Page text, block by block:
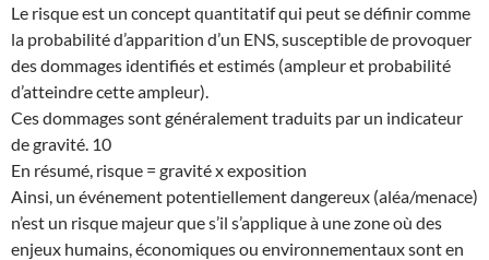
Le risque est un concept quantitatif qui peut se définir comme
la probabilité d’apparition d’un ENS, susceptible de provoquer
des dommages identifiés et estimés (ampleur et probabilité
d’atteindre cette ampleur).
Ces dommages sont généralement traduits par un indicateur
de gravité. 10
En résumé, risque = gravité x exposition
Ainsi, un événement potentiellement dangereux (aléa/menace)
n’est un risque majeur que s’il s’applique à une zone où des
enjeux humains, économiques ou environnementaux sont en